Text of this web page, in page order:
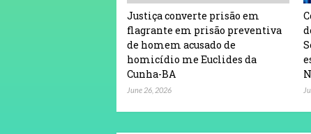
Justiça converte prisão em
flagrante em prisão preventiva
de homem acusado de
homicídio me Euclides da
Cunha-BA
June 26, 2026